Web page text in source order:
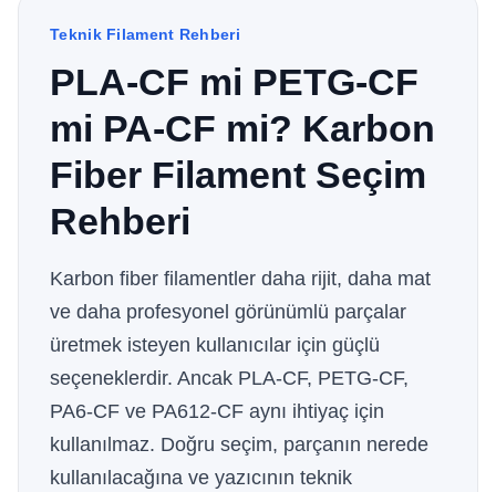
Teknik Filament Rehberi
PLA-CF mi PETG-CF
mi PA-CF mi? Karbon
Fiber Filament Seçim
Rehberi
Karbon fiber filamentler daha rijit, daha mat
ve daha profesyonel görünümlü parçalar
üretmek isteyen kullanıcılar için güçlü
seçeneklerdir. Ancak PLA-CF, PETG-CF,
PA6-CF ve PA612-CF aynı ihtiyaç için
kullanılmaz. Doğru seçim, parçanın nerede
kullanılacağına ve yazıcının teknik